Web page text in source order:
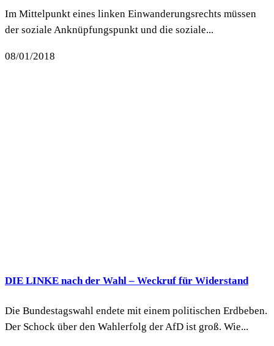
Im Mittelpunkt eines linken Einwanderungsrechts müssen
der soziale Anknüpfungspunkt und die soziale...
08/01/2018
DIE LINKE nach der Wahl – Weckruf für Widerstand
Die Bundestagswahl endete mit einem politischen Erdbeben.
Der Schock über den Wahlerfolg der AfD ist groß. Wie...